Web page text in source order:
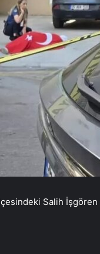
Salih